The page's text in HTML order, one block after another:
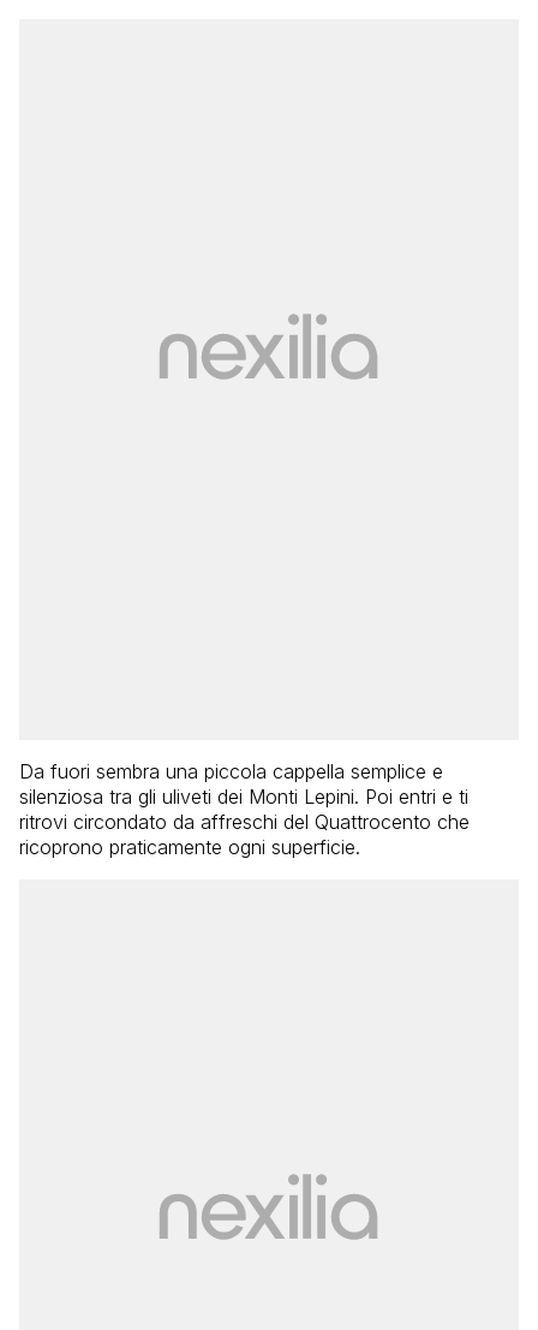
Da fuori sembra una piccola cappella semplice e
silenziosa tra gli uliveti dei Monti Lepini. Poi entri e ti
ritrovi circondato da affreschi del Quattrocento che
ricoprono praticamente ogni superficie.